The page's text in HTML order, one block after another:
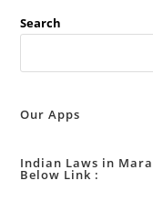
न्याय
Search
Our Apps
Indian Laws in
Below Link :